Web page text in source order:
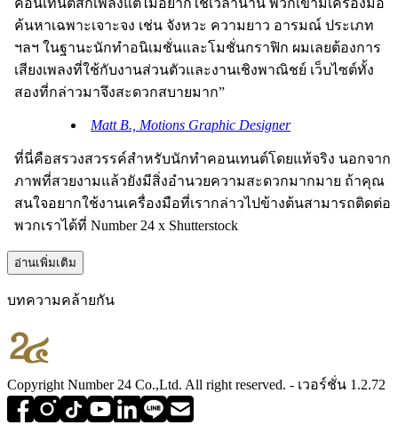
ค้นหาเฉพาะเจาะจง เช่น จังหวะ ความยาว อารมณ์ ประเภท
ฯลฯ ในฐานะนักทำอนิเมชั่นและโมชั่นกราฟิก ผมเลยต้องการ
เสียงเพลงที่ใช้กับงานส่วนตัวและงานเชิงพาณิชย์ เว็บไซต์ทั้ง
สองที่กล่าวมาจึงสะดวกสบายมาก”
Matt B., Motions Graphic Designer
ที่นี่คือสรวงสวรรค์สำหรับนักทำคอนเทนต์โดยแท้จริง นอกจาก
ภาพที่สวยงามแล้วยังมีสิ่งอำนวยความสะดวกมากมาย ถ้าคุณ
สนใจอยากใช้งานเครื่องมือที่เรากล่าวไปข้างต้นสามารถติดต่อ
พวกเราได้ที่ Number 24 x Shutterstock
อ่านเพิ่มเติม
บทความคล้ายกัน
Copyright Number 24 Co.,Ltd. All right reserved. - เวอร์ชั่น 1.2.72